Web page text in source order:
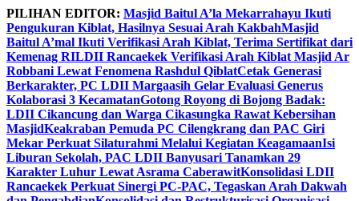
Skip
to
content
PILIHAN EDITOR: Masjid Baitul A’la Mekarrahayu Ikuti
Pengukuran Kiblat, Hasilnya Sesuai Arah KakbahMasjid
Baitul A’mal Ikuti Verifikasi Arah Kiblat, Terima Sertifikat dari
Kemenag RILDII Rancaekek Verifikasi Arah Kiblat Masjid Ar
Robbani Lewat Fenomena Rashdul QiblatCetak Generasi
Berkarakter, PC LDII Margaasih Gelar Evaluasi Generus
Kolaborasi 3 KecamatanGotong Royong di Bojong Badak:
LDII Cikancung dan Warga Cikasungka Rawat Kebersihan
MasjidKeakraban Pemuda PC Cilengkrang dan PAC Giri
Mekar Perkuat Silaturahmi Melalui Kegiatan KeagamaanIsi
Liburan Sekolah, PAC LDII Banyusari Tanamkan 29
Karakter Luhur Lewat Asrama CaberawitKonsolidasi LDII
Rancaekek Perkuat Sinergi PC-PAC, Tegaskan Arah Dakwah